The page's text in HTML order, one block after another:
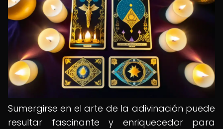
Sumergirse en el arte de la adivinación puede
resultar fascinante y enriquecedor para